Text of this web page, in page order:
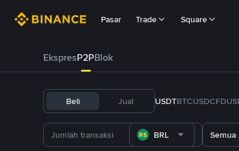
Pasar Trade Square
EkspresP2PBlok
Beli Jual USDTBTCUSDC
BRL Semua